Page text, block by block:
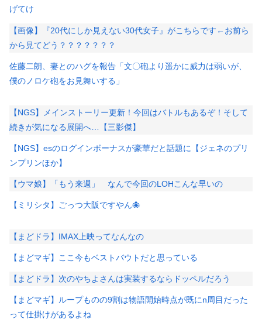
げてけ
【画像】『20代にしか見えない30代女子』がこちらです←お前ら
から見てどう？？？？？？？
佐藤二朗、妻とのハグを報告「文〇砲より遥かに威力は弱いが、
僕のノロケ砲をお見舞いする」
【NGS】メインストーリー更新！今回はバトルもあるぞ！そして
続きが気になる展開へ…【三影傑】
【NGS】esのログインボーナスが豪華だと話題に【ジェネのプリ
ンプリンほか】
【ウマ娘】「もう来週」 なんで今回のLOHこんな早いの
【ミリシタ】ごっつ大阪ですやん🐙
【まどドラ】IMAX上映ってなんなの
【まどマギ】ここ今もベストバウトだと思っている
【まどドラ】次のやちよさんは実装するならドッペルだろう
【まどマギ】ループものの9割は物語開始時点が既にn周目だった
って仕掛けがあるよね